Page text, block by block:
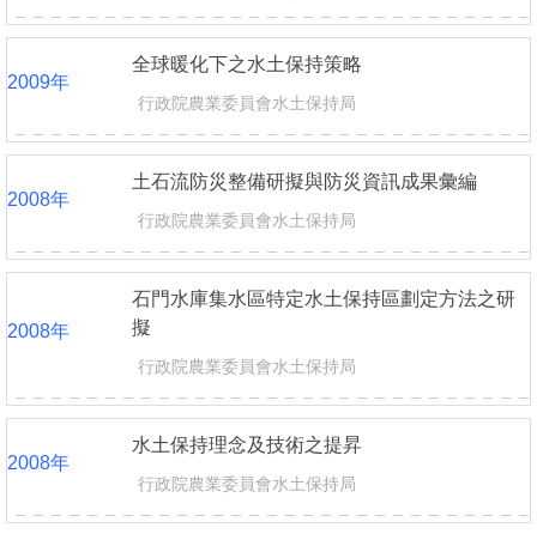
2009年
全球暖化下之水土保持策略
行政院農業委員會水土保持局
2008年
土石流防災整備研擬與防災資訊成果彙編
行政院農業委員會水土保持局
2008年
石門水庫集水區特定水土保持區劃定方法之研
擬
行政院農業委員會水土保持局
2008年
水土保持理念及技術之提昇
行政院農業委員會水土保持局